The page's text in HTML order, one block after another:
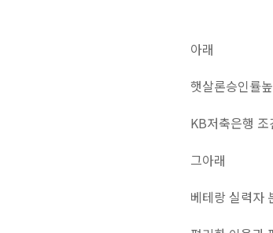
아래
햇살론승인률
KB저축은행
그아래
베테랑 실력자